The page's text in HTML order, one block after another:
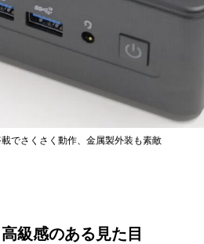
でさくさく動作、金属製外装も素敵
級感のある見た目